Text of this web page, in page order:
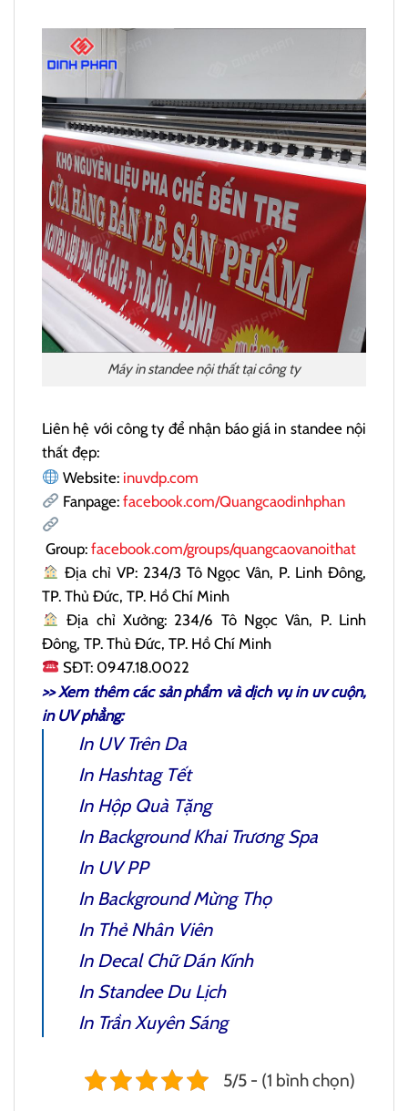
Máy in standee nội thất tại công ty
Liên hệ với công ty để nhận báo giá in standee nội
thất đẹp:
Website: inuvdp.com
Fanpage: facebook.com/Quangcaodinhphan
Group: facebook.com/groups/quangcaovanoithat
Địa chỉ VP: 234/3 Tô Ngọc Vân, P. Linh Đông,
TP. Thủ Đức, TP. Hồ Chí Minh
Địa chỉ Xưởng: 234/6 Tô Ngọc Vân, P. Linh
Đông, TP. Thủ Đức, TP. Hồ Chí Minh
SĐT: 0947.18.0022
>> Xem thêm các sản phẩm và dịch vụin uv cuộn,
in UV phẳng:
In UV Trên Da
In Hashtag Tết
In Hộp Quà Tặng
In Background Khai Trương Spa
In UV PP
In Background Mừng Thọ
In Thẻ Nhân Viên
In Decal Chữ Dán Kính
In Standee Du Lịch
In Trần Xuyên Sáng
5/5 - (1 bình chọn)